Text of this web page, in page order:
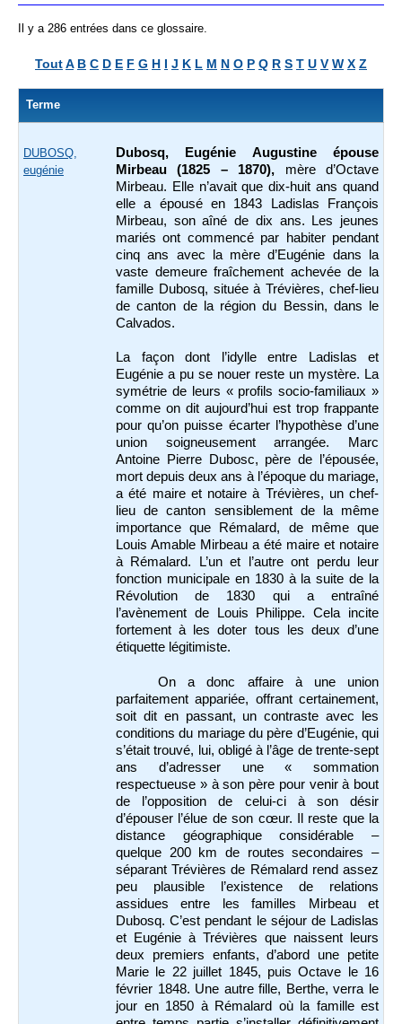
Il y a 286 entrées dans ce glossaire.
ToutA B C D E F G H I J K L M N O P Q R S T U V W X Z
Terme
DUBOSQ,
eugénie
Dubosq, Eugénie Augustine épouse
Mirbeau (1825 – 1870), mère d’Octave
Mirbeau. Elle n’avait que dix-huit ans quand
elle a épousé en 1843 Ladislas François
Mirbeau, son aîné de dix ans. Les jeunes
mariés ont commencé par habiter pendant
cinq ans avec la mère d’Eugénie dans la
vaste demeure fraîchement achevée de la
famille Dubosq, située à Trévières, chef-lieu
de canton de la région du Bessin, dans le
Calvados.
La façon dont l’idylle entre Ladislas et
Eugénie a pu se nouer reste un mystère. La
symétrie de leurs « profils socio-familiaux »
comme on dit aujourd’hui est trop frappante
pour qu’on puisse écarter l’hypothèse d’une
union soigneusement arrangée. Marc
Antoine Pierre Dubosc, père de l’épousée,
mort depuis deux ans à l’époque du mariage,
a été maire et notaire à Trévières, un chef-
lieu de canton sensiblement de la même
importance que Rémalard, de même que
Louis Amable Mirbeau a été maire et notaire
à Rémalard. L’un et l’autre ont perdu leur
fonction municipale en 1830 à la suite de la
Révolution de 1830 qui a entraîné
l’avènement de Louis Philippe. Cela incite
fortement à les doter tous les deux d’une
étiquette légitimiste.
On a donc affaire à une union
parfaitement appariée, offrant certainement,
soit dit en passant, un contraste avec les
conditions du mariage du père d’Eugénie, qui
s’était trouvé, lui, obligé à l’âge de trente-sept
ans d’adresser une « sommation
respectueuse » à son père pour venir à bout
de l’opposition de celui-ci à son désir
d’épouser l’élue de son cœur. Il reste que la
distance géographique considérable –
quelque 200 km de routes secondaires –
séparant Trévières de Rémalard rend assez
peu plausible l’existence de relations
assidues entre les familles Mirbeau et
Dubosq. C’est pendant le séjour de Ladislas
et Eugénie à Trévières que naissent leurs
deux premiers enfants, d’abord une petite
Marie le 22 juillet 1845, puis Octave le 16
février 1848. Une autre fille, Berthe, verra le
jour en 1850 à Rémalard où la famille est